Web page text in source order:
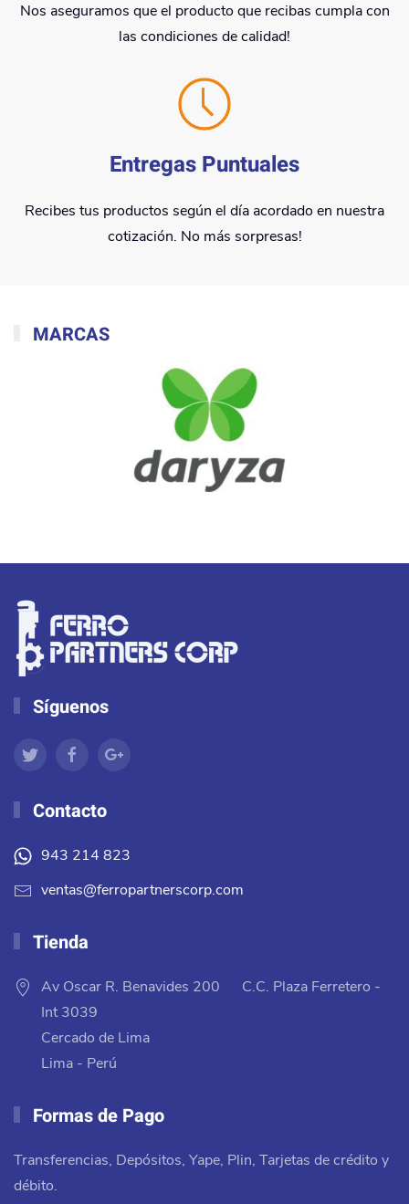
Nos aseguramos que el producto que recibas cumpla con
las condiciones de calidad!
Entregas Puntuales
Recibes tus productos según el día acordado en nuestra
cotización. No más sorpresas!
MARCAS
Síguenos
Contacto
943 214 823
ventas@ferropartnerscorp.com
Tienda
Av Oscar R. Benavides 200 C.C. Plaza Ferretero -
Int 3039
Cercado de Lima
Lima - Perú
Formas de Pago
Transferencias, Depósitos, Yape, Plin, Tarjetas de crédito y
débito.